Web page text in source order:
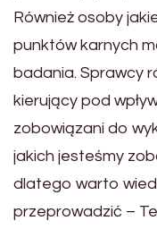
Również osoby
punktów karnych
badania. Sprawcy
kierujący pod
zobowiązani do
jakich jesteśmy
dlatego warto
przeprowadzić –